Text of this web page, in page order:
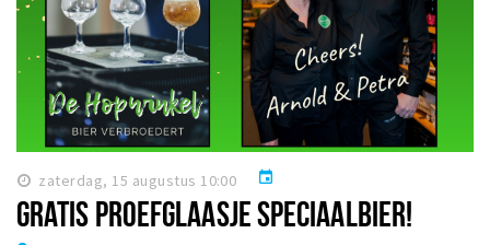
zaterdag, 15 augustus 10:00 event
GRATIS PROEFGLAASJE SPECIAALBIER!